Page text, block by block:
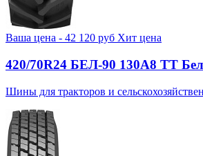
Ваша цена - 42 120 руб Хит цена
420/70R24 БЕЛ-90 130А8 TT
Шины для тракторов и